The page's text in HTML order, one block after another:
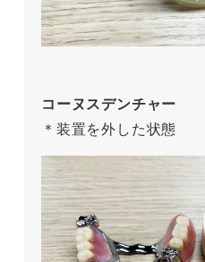
コーヌスデンチャー
＊装置を外した状態